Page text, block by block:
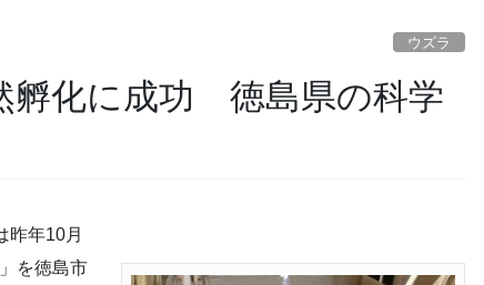
ウズラ
孵化に成功 徳島県の科学
昨年10月
を徳島市